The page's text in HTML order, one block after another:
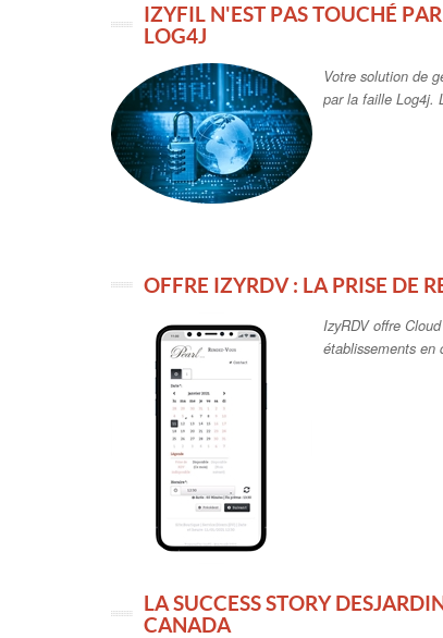
IZYFIL N'EST PAS TOUCHÉ
LOG4J
Votre solution de
par la faille Log4j.
OFFRE IZYRDV : LA PRISE DE
IzyRDV offre
établissements en
LA SUCCESS STORY
CANADA